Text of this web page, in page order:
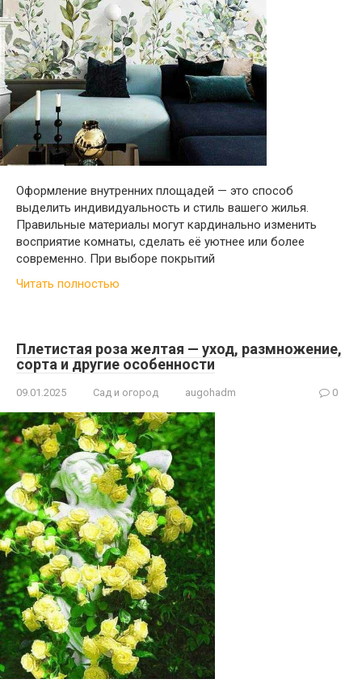
Оформление внутренних площадей — это способ
выделить индивидуальность и стиль вашего жилья.
Правильные материалы могут кардинально изменить
восприятие комнаты, сделать её уютнее или более
современно. При выборе покрытий
Читать полностью
Плетистая роза желтая — уход, размножение,
сорта и другие особенности
09.01.2025 Сад и огород augohadm 0